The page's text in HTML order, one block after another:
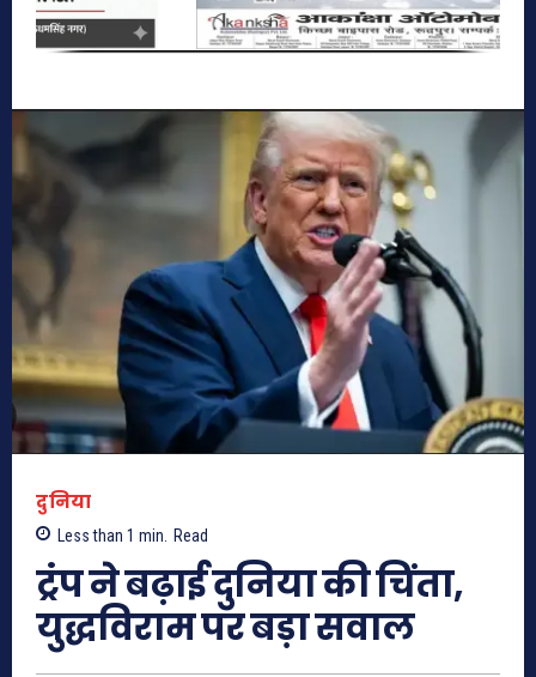
दुनिया
Less than 1 min. Read
ट्रंप ने बढ़ाई दुनिया की चिंता,
युद्धविराम पर बड़ा सवाल